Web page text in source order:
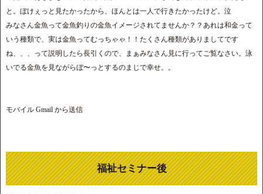
と。ぼけぇっと見たかったから、ほんとは一人で行きたかったけど。泣
みなさん金魚って金魚釣りの金魚イメージされてませんか？？あれは和金って
いう種類で、実は金魚ってむっちゃゃ！！たくさん種類がありましてです
ね、、、って説明したら長引くので、まぁみなさん見に行ってご覧なさい。泳
いでる金魚を見ながらぼ〜っとするのまじで幸せ。。
モバイル Gmail から送信
福祉セミナー後